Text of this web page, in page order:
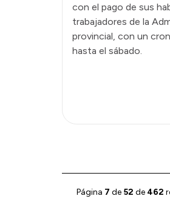
con el pago de sus
trabajadores de la
provincial, con un
hasta el sábado.
Página 7 de 52 de 462